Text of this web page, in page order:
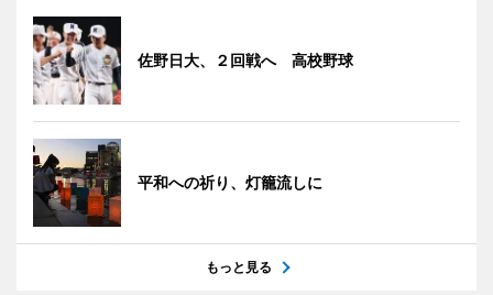
佐野日大、２回戦へ 高校野球
平和への祈り、灯籠流しに
もっと見る